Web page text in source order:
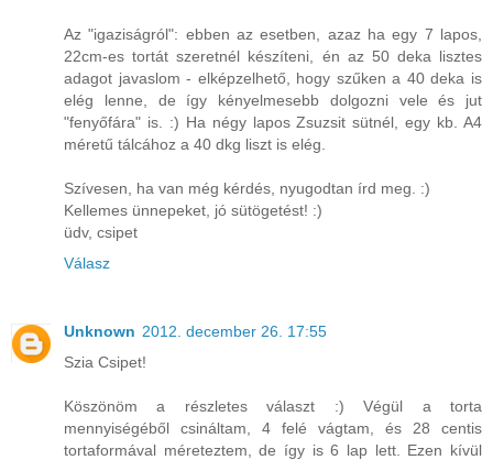
Az "igaziságról": ebben az esetben, azaz ha egy 7 lapos,
22cm-es tortát szeretnél készíteni, én az 50 deka lisztes
adagot javaslom - elképzelhető, hogy szűken a 40 deka is
elég lenne, de így kényelmesebb dolgozni vele és jut
"fenyőfára" is. :) Ha négy lapos Zsuzsit sütnél, egy kb. A4
méretű tálcához a 40 dkg liszt is elég.
Szívesen, ha van még kérdés, nyugodtan írd meg. :)
Kellemes ünnepeket, jó sütögetést! :)
üdv, csipet
Válasz
Unknown 2012. december 26. 17:55
Szia Csipet!
Köszönöm a részletes választ :) Végül a torta
mennyiségéből csináltam, 4 felé vágtam, és 28 centis
tortaformával méreteztem, de így is 6 lap lett. Ezen kívül